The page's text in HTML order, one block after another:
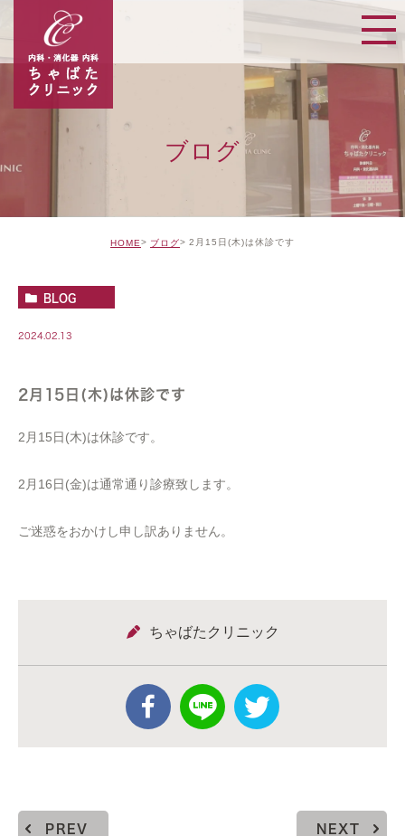
ブログ
HOME ブログ 2月15日(木)は休診です
BLOG
2024.02.13
2月15日(木)は休診です
2月15日(木)は休診です。
2月16日(金)は通常通り診療致します。
ご迷惑をおかけし申し訳ありません。
ちゃばたクリニック
PREV NEXT